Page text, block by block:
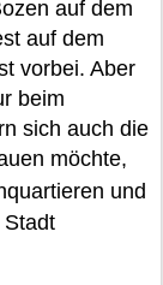
auf dem
auf dem
vorbei. Aber
beim
sich auch die
möchte,
und